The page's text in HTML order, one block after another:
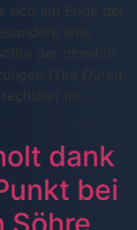
am Ende der
eine
der ohnehin
(Tim Düren,
im
dank
bei